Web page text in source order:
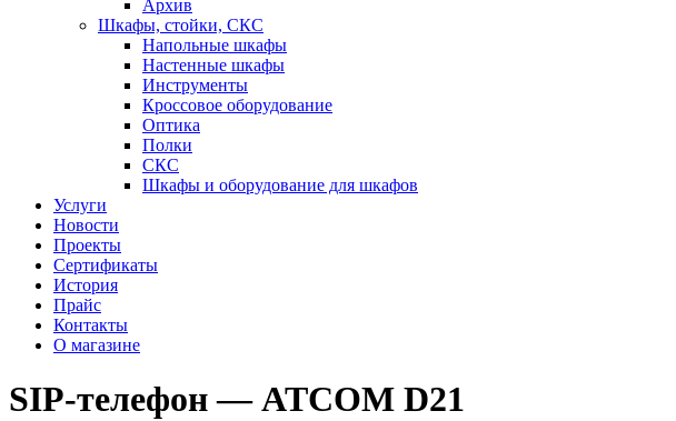
Архив
Шкафы, стойки, СКС
Напольные шкафы
Настенные шкафы
Инструменты
Кроссовое оборудование
Оптика
Полки
СКС
Шкафы и оборудование для шкафов
Услуги
Новости
Проекты
Сертификаты
История
Прайс
Контакты
О магазине
SIP-телефон — ATCOM D21